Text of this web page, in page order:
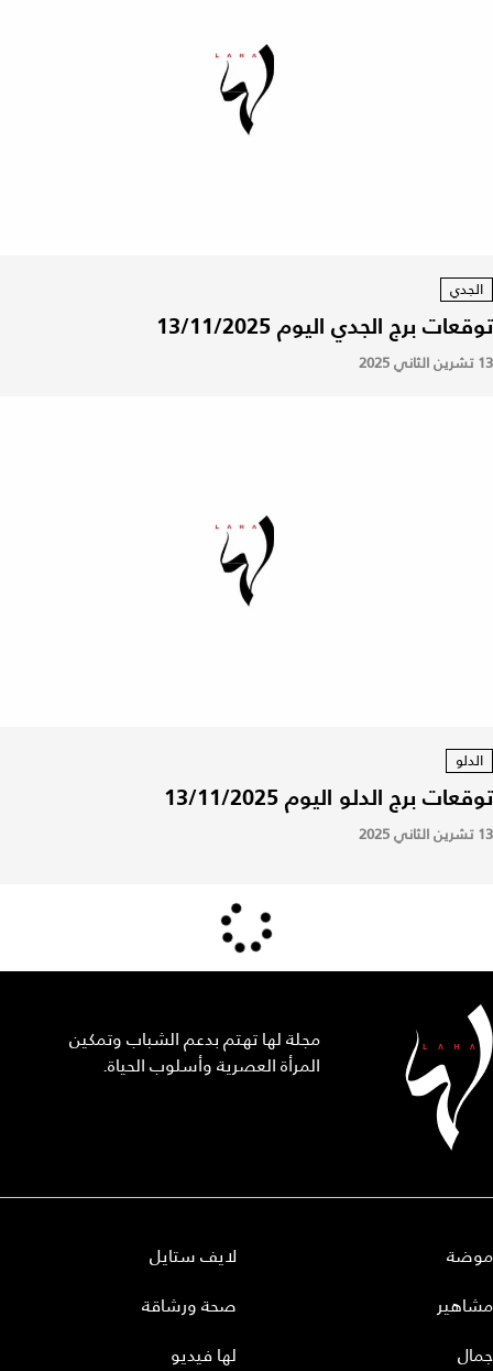
الجدي
توقعات برج الجدي اليوم 13/11/2025
13 تشرين الثاني 2025
الدلو
توقعات برج الدلو اليوم 13/11/2025
13 تشرين الثاني 2025
مجلة لها تهتم بدعم الشباب وتمكين
المرأة العصرية وأسلوب الحياة.
موضة
مشاهير
جمال
لايف ستايل
صحة ورشاقة
لها فيديو